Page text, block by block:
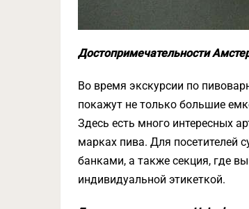
Достопримечательности
Во время экскурсии по
покажут не только большие
Здесь есть много интересных
марках пива. Для посетителей
банками, а также секция, где
индивидуальной этикеткой.